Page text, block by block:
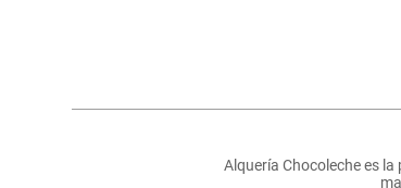
otros
Alquería Chocoleche es